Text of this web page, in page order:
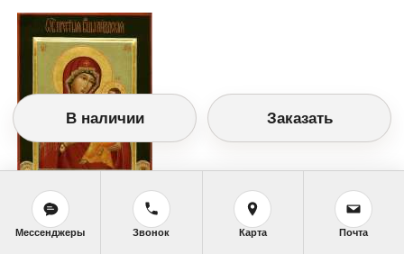
В наличии Заказать
Мессенджеры Звонок Карта Почта